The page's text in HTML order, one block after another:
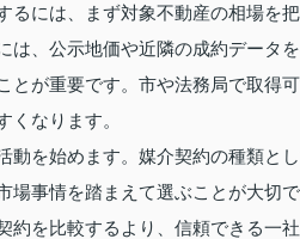
るには、まず対象不動産の相場を
は、公示地価や近隣の成約データ
とが重要です。市や法務局で取得
くなります。
動を始めます。媒介契約の種類と
場事情を踏まえて選ぶことが大切
約を比較するより、信頼できる一